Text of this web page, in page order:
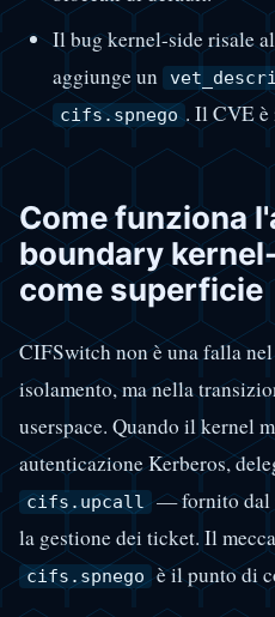
Il bug kernel-side risale
aggiunge un
cifs.spnego . Il CVE è
Come funziona
boundary
come superficie
CIFSwitch non è una falla
isolamento, ma nella
userspace. Quando il kernel
autenticazione Kerberos,
cifs.upcall — fornito dal
la gestione dei ticket. Il
cifs.spnego è il punto di